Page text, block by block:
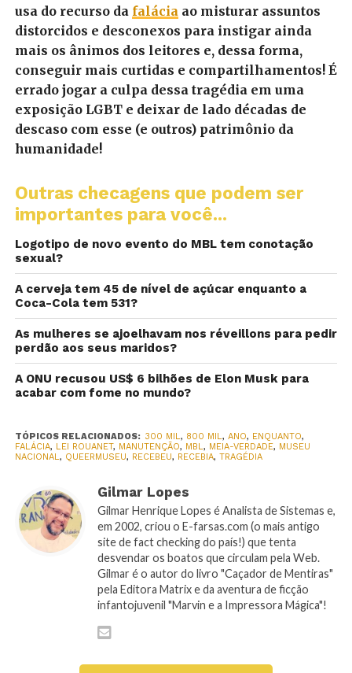
usa do recurso da falácia ao misturar assuntos
distorcidos e desconexos para instigar ainda
mais os ânimos dos leitores e, dessa forma,
conseguir mais curtidas e compartilhamentos! É
errado jogar a culpa dessa tragédia em uma
exposição LGBT e deixar de lado décadas de
descaso com esse (e outros) patrimônio da
humanidade!
Outras checagens que podem ser
importantes para você...
Logotipo de novo evento do MBL tem conotação
sexual?
A cerveja tem 45 de nível de açúcar enquanto a
Coca-Cola tem 531?
As mulheres se ajoelhavam nos réveillons para pedir
perdão aos seus maridos?
A ONU recusou US$ 6 bilhões de Elon Musk para
acabar com fome no mundo?
TÓPICOS RELACIONADOS: 300 MIL , 800 MIL , ANO, ENQUANTO,
FALÁCIA, LEI ROUANET, MANUTENÇÃO, MBL , MEIA-VERDADE, MUSEU
NACIONAL , QUEERMUSEU, RECEBEU, RECEBIA, TRAGÉDIA
Gilmar Lopes
Gilmar Henrique Lopes é Analista de Sistemas e,
em 2002, criou o E-farsas.com (o mais antigo
site de fact checking do país!) que tenta
desvendar os boatos que circulam pela Web.
Gilmar é o autor do livro "Caçador de Mentiras"
pela Editora Matrix e da aventura de ficção
infantojuvenil "Marvin e a Impressora Mágica"!